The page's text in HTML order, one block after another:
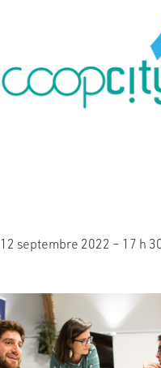
12 septembre 2022 – 17 h